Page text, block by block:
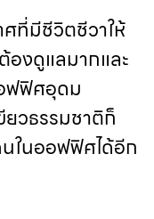
ศที่มีชีวิตชีวาให้
องดูแลมากและ
ฟฟิศอุดม
วธรรมชาติก็
ในออฟฟิศได้อีก